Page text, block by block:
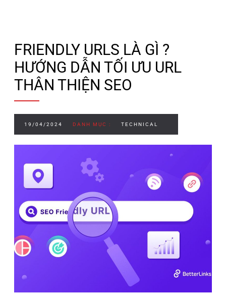
FRIENDLY URLS LÀ GÌ ?
HƯỚNG DẪN TỐI ƯU URL
THÂN THIỆN SEO
19/04/2024 DANH MỤC : TECHNICAL